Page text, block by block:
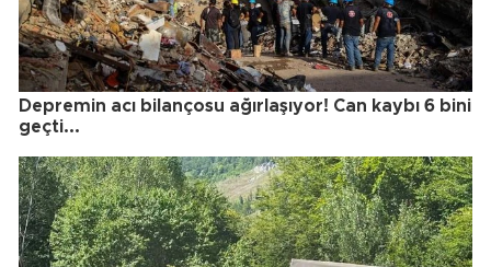
Depremin acı bilançosu ağırlaşıyor! Can kaybı 6 bini
geçti...